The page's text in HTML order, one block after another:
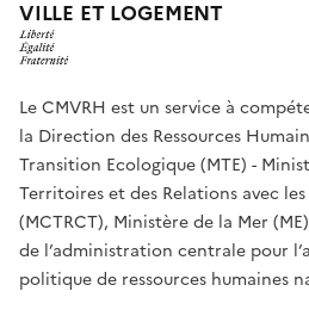
VILLE ET LOGEMENT
Le CMVRH est un service à
la Direction des Ressources
Transition Ecologique (MTE) -
Territoires et des Relations avec
(MCTRCT), Ministère de la Mer
de l’administration centrale pour
politique de ressources humaines